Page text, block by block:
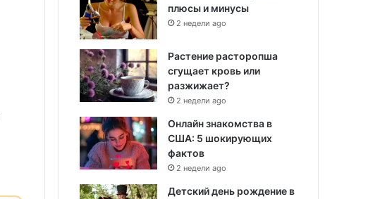
плюсы и минусы
2 недели ago
Растение расторопша
сгущает кровь или
разжижает?
2 недели ago
Онлайн знакомства в
США: 5 шокирующих
фактов
2 недели ago
Детский день рождение в